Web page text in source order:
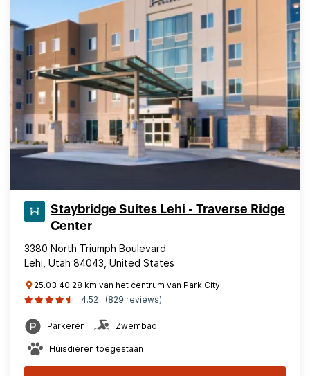
Staybridge Suites Lehi - Traverse Ridge
Center
3380 North Triumph Boulevard
Lehi, Utah 84043, United States
25.03 40.28 km van het centrum van Park City
4.52
(829 reviews)
Parkeren Zwembad
Huisdieren toegestaan